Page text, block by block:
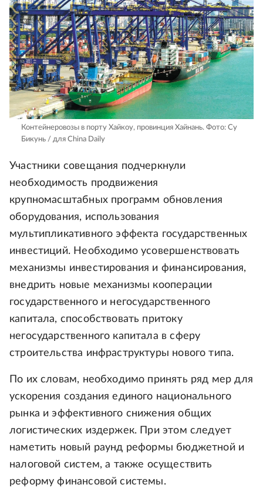
Контейнеровозы в порту Хайкоу, провинция Хайнань. Фото: Су
Бикунь / для China Daily
Участники совещания подчеркнули
необходимость продвижения
крупномасштабных программ обновления
оборудования, использования
мультипликативного эффекта государственных
инвестиций. Необходимо усовершенствовать
механизмы инвестирования и финансирования,
внедрить новые механизмы кооперации
государственного и негосударственного
капитала, способствовать притоку
негосударственного капитала в сферу
строительства инфраструктуры нового типа.
По их словам, необходимо принять ряд мер для
ускорения создания единого национального
рынка и эффективного снижения общих
логистических издержек. При этом следует
наметить новый раунд реформы бюджетной и
налоговой систем, а также осуществить
реформу финансовой системы.